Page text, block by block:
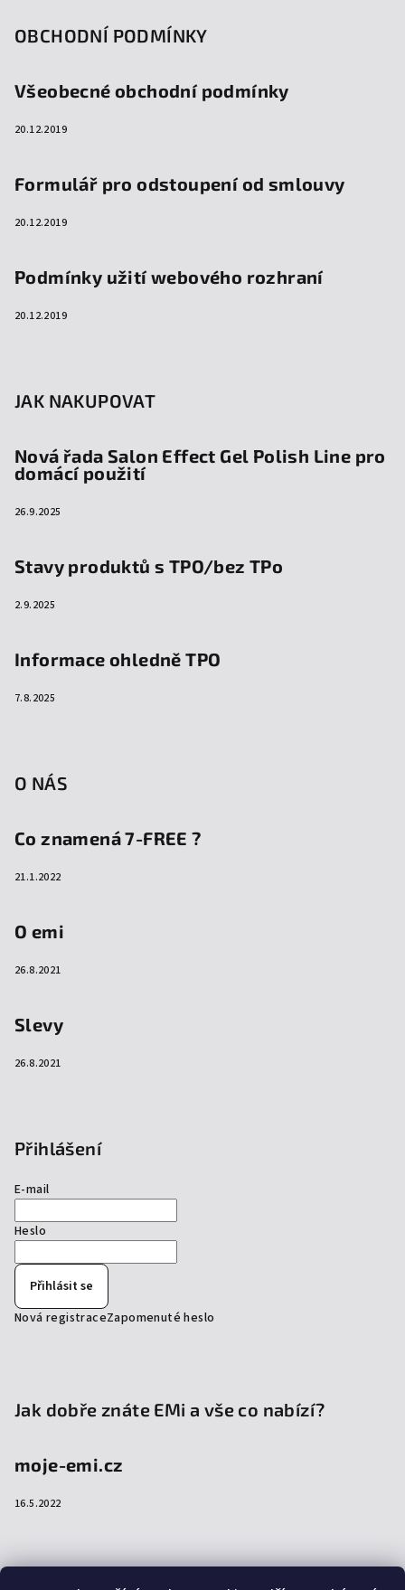
OBCHODNÍ PODMÍNKY
Všeobecné obchodní podmínky
20.12.2019
Formulář pro odstoupení od smlouvy
20.12.2019
Podmínky užití webového rozhraní
20.12.2019
JAK NAKUPOVAT
Nová řada Salon Effect Gel Polish Line pro
domácí použití
26.9.2025
Stavy produktů s TPO/bez TPo
2.9.2025
Informace ohledně TPO
7.8.2025
O NÁS
Co znamená 7-FREE ?
21.1.2022
O emi
26.8.2021
Slevy
26.8.2021
Přihlášení
E-mail
Heslo
Přihlásit se
Nová registraceZapomenuté heslo
Jak dobře znáte EMi a vše co nabízí?
moje-emi.cz
16.5.2022